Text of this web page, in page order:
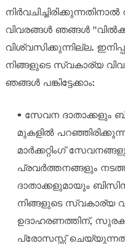
വിവരങ്ങൾ ഞങ്ങൾ
വിശ്വസിക്കുന്നില്ല.
നിങ്ങളുടെ സ്വകാര്യ
ഞങ്ങൾ പങ്കിട്ടേക്കാം:
• സേവന ദാതാക്കളും
മുകളിൽ
മാർക്കറ്റിംഗ്
പ്രവർത്തനങ്ങളും
ദാതാക്കളുമായും
നിങ്ങളുടെ സ്വകാര്യ
ഉദാഹരണത്തിന്,
പ്രോസസ്സ്